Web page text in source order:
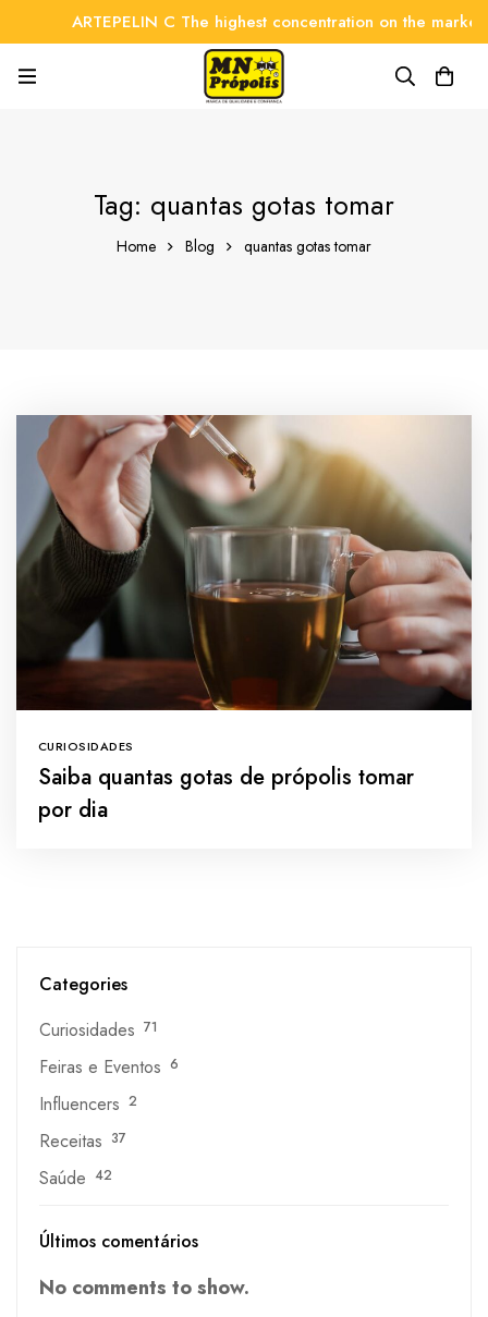
ARTEPELIN C The highest concentration on the market
Tag: quantas gotas tomar
Home Blog quantas gotas tomar
CURIOSIDADES
Saiba quantas gotas de própolis tomar
por dia
Categories
Curiosidades 71
Feiras e Eventos 6
Influencers 2
Receitas 37
Saúde 42
Últimos comentários
No comments to show.